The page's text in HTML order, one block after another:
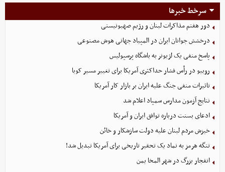
سرخط خبرها
دور هفتم مذاکرات لبنان و رژیم صهیونیستی
درخشش جوانان ایران در المپیاد جهانی هوش مصنوعی
پاسخ منفی یک لژیونر به باشگاه پرسپولیس
روبیو در رأس فشار حداکثری آمریکا برای تغییر مسیر کوبا
تاثیرات منفی جنگ علیه ایران بر بازار کار آمریکا
نتایج آزمون مدارس سمپاد اعلام شد
ادعای بسنت درباره توافق ایران و آمریکا
خیزش مردم لبنان علیه دولت سازشکار و خائن
تنگه هرمز به نماد یک تحقیر تاریخی برای آمریکا تبدیل شد!
انفجار بزرگ در شهر المخا یمن